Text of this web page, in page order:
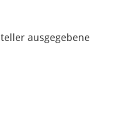
ausgegebene